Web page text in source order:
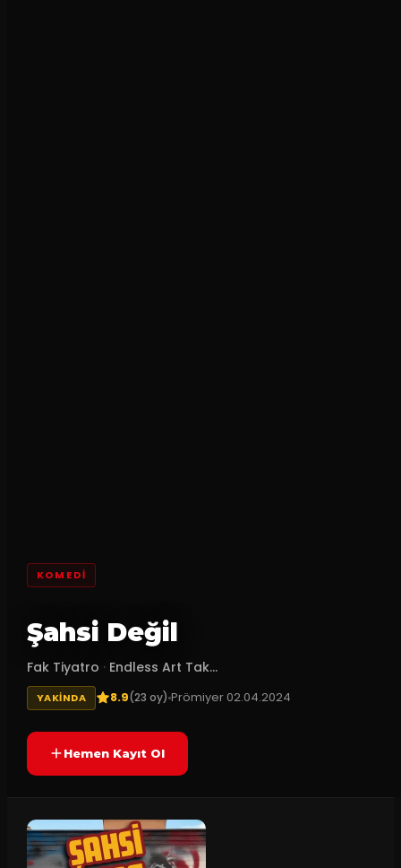
KOMEDI
Şahsi Değil
Fak Tiyatro · Endless Art Tak...
YAKINDA 8.9(23 oy)Prömiyer 02.04.2024
Hemen Kayıt Ol